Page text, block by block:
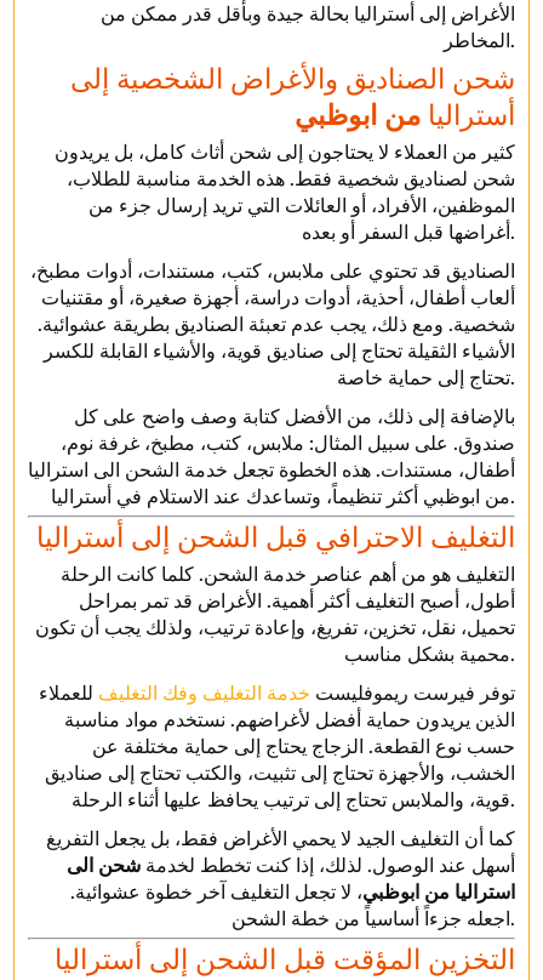
الأغراض إلى أستراليا بحالة جيدة وبأقل قدر ممكن من
المخاطر.
شحن الصناديق والأغراض الشخصية إلى
أستراليا من ابوظبي
كثير من العملاء لا يحتاجون إلى شحن أثاث كامل، بل يريدون
شحن لصناديق شخصية فقط. هذه الخدمة مناسبة للطلاب،
الموظفين، الأفراد، أو العائلات التي تريد إرسال جزء من
أغراضها قبل السفر أو بعده.
الصناديق قد تحتوي على ملابس، كتب، مستندات، أدوات مطبخ،
ألعاب أطفال، أحذية، أدوات دراسة، أجهزة صغيرة، أو مقتنيات
شخصية. ومع ذلك، يجب عدم تعبئة الصناديق بطريقة عشوائية.
الأشياء الثقيلة تحتاج إلى صناديق قوية، والأشياء القابلة للكسر
تحتاج إلى حماية خاصة.
بالإضافة إلى ذلك، من الأفضل كتابة وصف واضح على كل
صندوق. على سبيل المثال: ملابس، كتب، مطبخ، غرفة نوم،
أطفال، مستندات. هذه الخطوة تجعل خدمة الشحن الى استراليا
من ابوظبي أكثر تنظيماً، وتساعدك عند الاستلام في أستراليا.
التغليف الاحترافي قبل الشحن إلى أستراليا
التغليف هو من أهم عناصر خدمة الشحن. كلما كانت الرحلة
أطول، أصبح التغليف أكثر أهمية. الأغراض قد تمر بمراحل
تحميل، نقل، تخزين، تفريغ، وإعادة ترتيب، ولذلك يجب أن تكون
محمية بشكل مناسب.
توفر فيرست ريموفليست خدمة التغليف وفك التغليف للعملاء
الذين يريدون حماية أفضل لأغراضهم. نستخدم مواد مناسبة
حسب نوع القطعة. الزجاج يحتاج إلى حماية مختلفة عن
الخشب، والأجهزة تحتاج إلى تثبيت، والكتب تحتاج إلى صناديق
قوية، والملابس تحتاج إلى ترتيب يحافظ عليها أثناء الرحلة.
كما أن التغليف الجيد لا يحمي الأغراض فقط، بل يجعل التفريغ
أسهل عند الوصول. لذلك، إذا كنت تخطط لخدمة شحن الى
استراليا من ابوظبي، لا تجعل التغليف آخر خطوة عشوائية.
اجعله جزءاً أساسياً من خطة الشحن.
التخزين المؤقت قبل الشحن إلى أستراليا